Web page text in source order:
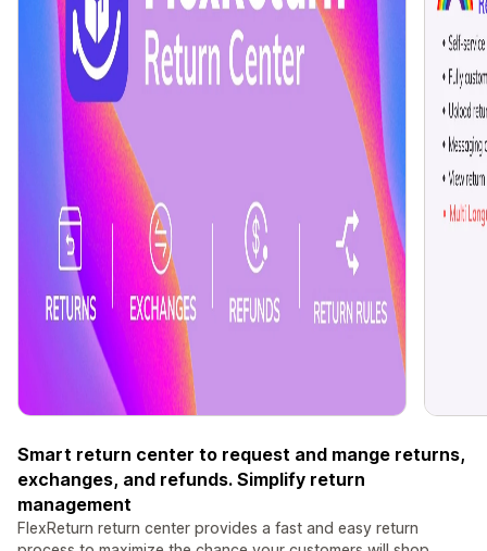
Smart return center to request and mange returns,
exchanges, and refunds. Simplify return
management
FlexReturn return center provides a fast and easy return